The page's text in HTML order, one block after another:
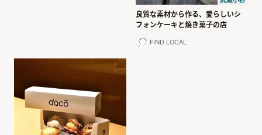
良質な素材から作る、愛らしいシ
フォンケーキと焼き菓子の店
FIND LOCAL